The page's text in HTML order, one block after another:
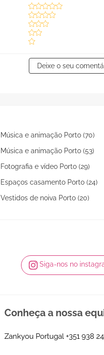
Deixe o seu
Música e animação Porto (70)
Música e animação Porto (53)
Fotografia e vídeo Porto (29)
Espaços casamento Porto (24)
Vestidos de noiva Porto (20)
Siga-nos no
Conheça a nossa
Zankyou Portugal +351 938